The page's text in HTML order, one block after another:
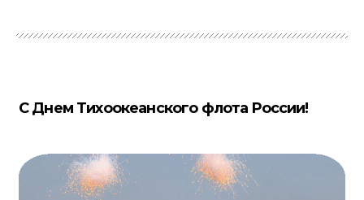
С Днем Тихоокеанского флота России!